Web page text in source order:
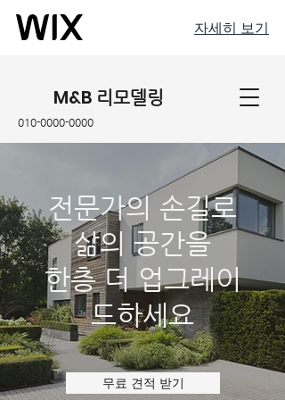
자세히 보기